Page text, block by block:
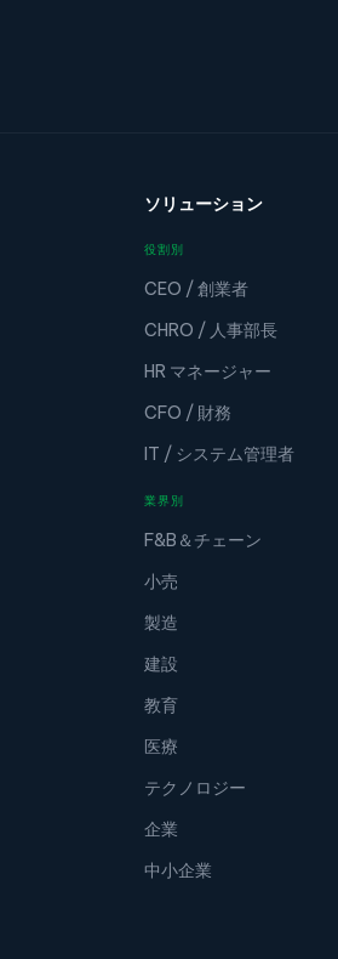
ソリューション
役割別
CEO / 創業者
CHRO / 人事部長
HR マネージャー
CFO / 財務
IT / システム管理者
業界別
F&B＆チェーン
小売
製造
建設
教育
医療
テクノロジー
企業
中小企業